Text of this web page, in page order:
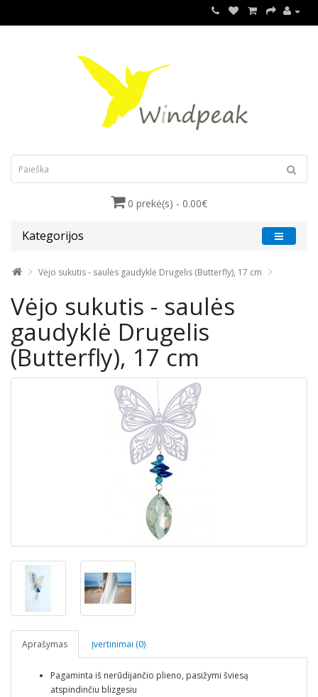
0 prekė(s) - 0.00€
Kategorijos
Vėjo sukutis - saulės gaudyklė Drugelis (Butterfly), 17 cm
Vėjo sukutis - saulės
gaudyklė Drugelis
(Butterfly), 17 cm
Aprašymas Įvertinimai (0)
Pagaminta iš nerūdijančio plieno, pasižymi šviesą
atspindinčiu blizgesiu